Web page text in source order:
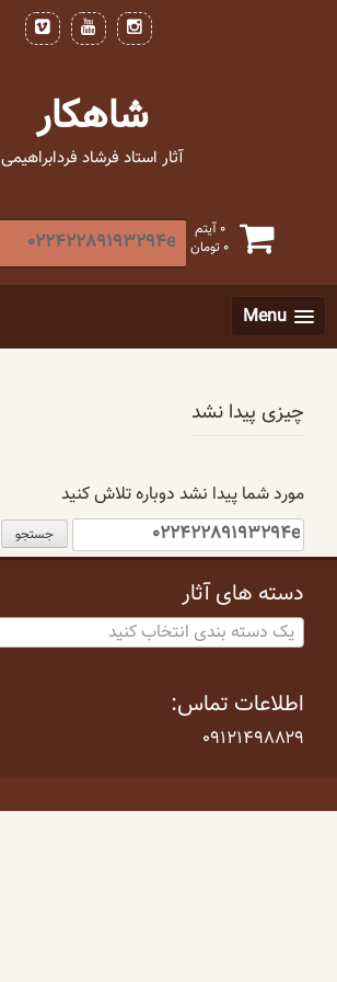
شاهکار
آثار استاد فرشاد فردابراهیمی
0 آیتم
0تومان
جستجو
برای
Menu
چیزی پیدا نشد
مورد شما پیدا نشد دوباره تلاش کنید
جستجو
برای:
دسته های آثار
یک دسته بندی انتخاب کنید
اطلاعات تماس:
۰۹۱۲۱۴۹۸۸۲۹